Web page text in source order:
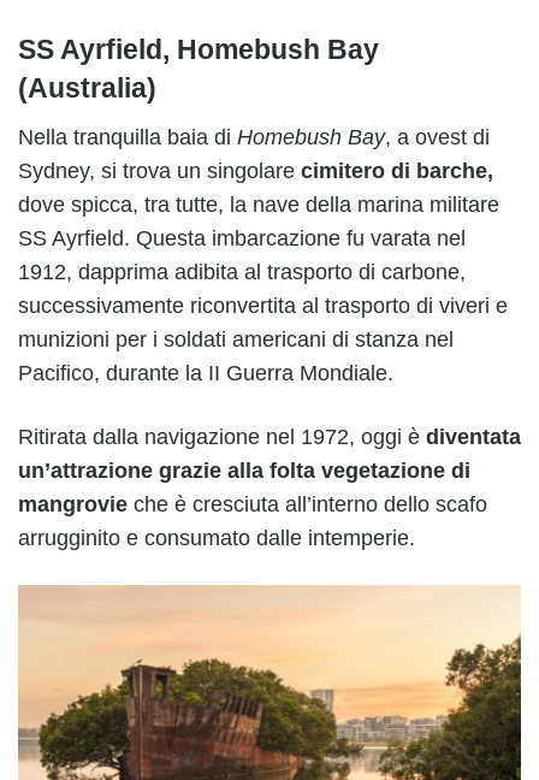
SS Ayrfield, Homebush Bay
(Australia)
Nella tranquilla baia di Homebush Bay, a ovest di
Sydney, si trova un singolare cimitero di barche,
dove spicca, tra tutte, la nave della marina militare
SS Ayrfield. Questa imbarcazione fu varata nel
1912, dapprima adibita al trasporto di carbone,
successivamente riconvertita al trasporto di viveri e
munizioni per i soldati americani di stanza nel
Pacifico, durante la II Guerra Mondiale.
Ritirata dalla navigazione nel 1972, oggi è diventata
un’attrazione grazie alla folta vegetazione di
mangrovie che è cresciuta all’interno dello scafo
arrugginito e consumato dalle intemperie.